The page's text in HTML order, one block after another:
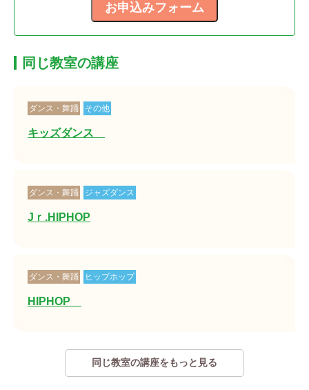
同じ教室の講座
ダンス・舞踊 その他
キッズダンス
ダンス・舞踊 ジャズダンス
Jｒ.HIPHOP
ダンス・舞踊 ヒップホップ
HIPHOP
同じ教室の講座をもっと見る